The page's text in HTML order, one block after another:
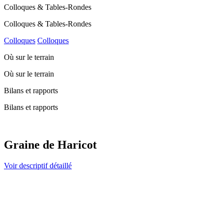
Colloques & Tables-Rondes
Colloques & Tables-Rondes
Colloques Colloques
Où sur le terrain
Où sur le terrain
Bilans et rapports
Bilans et rapports
Graine de Haricot
Voir descriptif détaillé